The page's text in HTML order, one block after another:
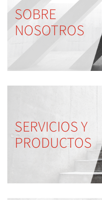
SOBRE
NOSOTROS
SERVICIOS Y
PRODUCTOS